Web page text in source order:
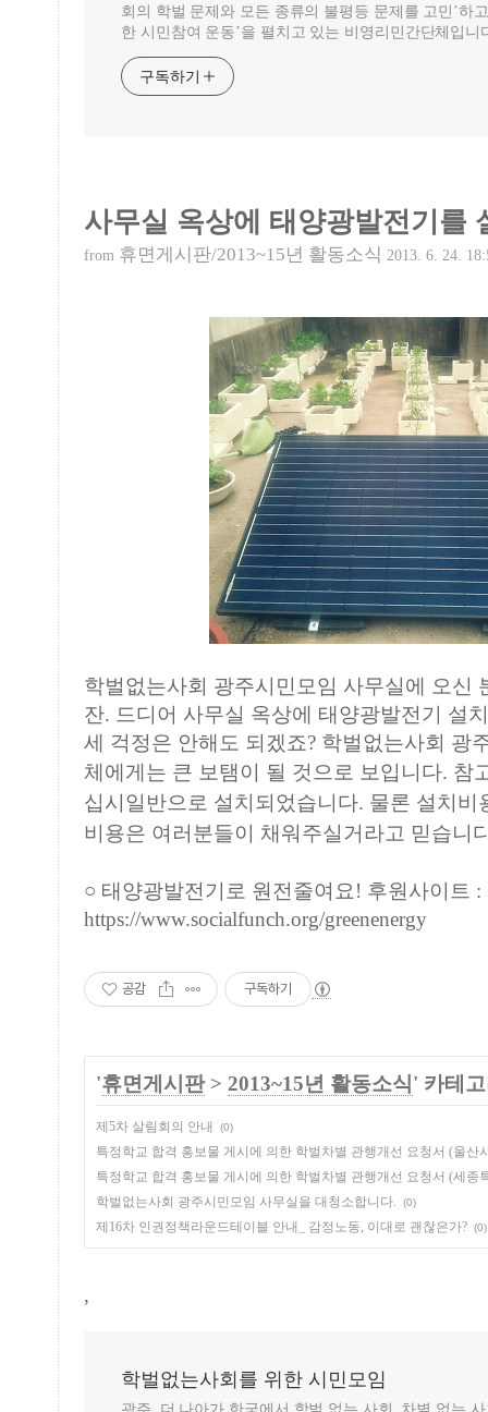
회의 학벌 문제와 모든 종류의 불평등 문제를 고민’하
한 시민참여 운동’을 펼치고 있는 비영리민간단체입니
구독하기
사무실 옥상에 태양광발전기를
from 휴면게시판/2013~15년 활동소식 2013. 6. 24.
학벌없는사회 광주시민모임 사무실에 오신
잔. 드디어 사무실 옥상에 태양광발전기 설
세 걱정은 안해도 되겠죠? 학벌없는사회 광
체에게는 큰 보탬이 될 것으로 보입니다. 참
십시일반으로 설치되었습니다. 물론 설치
비용은 여러분들이 채워주실거라고 믿습니
○ 태양광발전기로 원전줄여요! 후원사이트 :
https://www.socialfunch.org/greenenergy
공감 구독하기
'휴면게시판> 2013~15년 활동소식' 카테
제5차 살림회의 안내 (0)
특정학교 합격 홍보물 게시에 의한 학벌차별 관행개선 요청서 (울산
특정학교 합격 홍보물 게시에 의한 학벌차별 관행개선 요청서 (세종
학벌없는사회 광주시민모임 사무실을 대청소합니다.
(0)
제16차 인권정책라운드테이블 안내_ 감정노동, 이대로 괜찮은가? (0)
,
학벌없는사회를 위한 시민모임